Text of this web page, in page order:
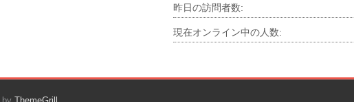
昨日の訪問者数:
現在オンライン中の人数: